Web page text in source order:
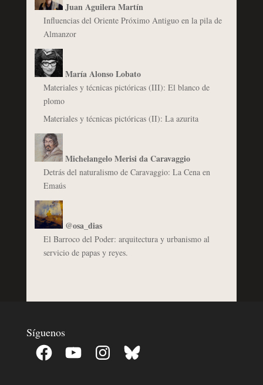
Juan Aguilera Martín
Influencias del Oriente Próximo Antiguo en la pila de
Almanzor
María Alonso Lobato
Materiales y técnicas pictóricas (III): El blanco de
plomo
Materiales y técnicas pictóricas (II): La azurita
Michelangelo Merisi da Caravaggio
Detrás del naturalismo de Caravaggio: La Cena en
Emaús
@osa_dias
El Barroco del Poder: arquitectura y urbanismo al
servicio de papas y reyes.
Síguenos
Facebook YouTube InstagramBluesky